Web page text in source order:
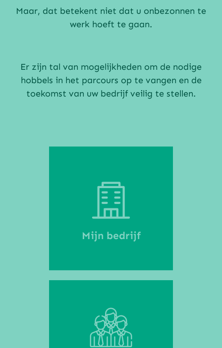
Maar, dat betekent niet dat u onbezonnen te
werk hoeft te gaan.
Er zijn tal van mogelijkheden om de nodige
hobbels in het parcours op te vangen en de
toekomst van uw bedrijf veilig te stellen.
Mijn bedrijf